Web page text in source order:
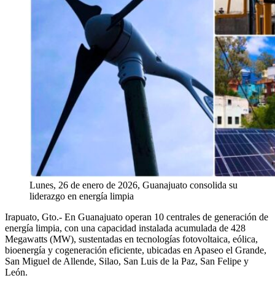
Lunes, 26 de enero de 2026, Guanajuato consolida su
liderazgo en energía limpia
Irapuato, Gto.- En Guanajuato operan 10 centrales de generación de
energía limpia, con una capacidad instalada acumulada de 428
Megawatts (MW), sustentadas en tecnologías fotovoltaica, eólica,
bioenergía y cogeneración eficiente, ubicadas en Apaseo el Grande,
San Miguel de Allende, Silao, San Luis de la Paz, San Felipe y
León.